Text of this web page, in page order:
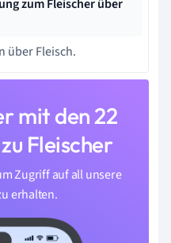
zum Fleischer über
über Fleisch.
mit den 22
Fleischer
Zugriff auf all unsere
erhalten.